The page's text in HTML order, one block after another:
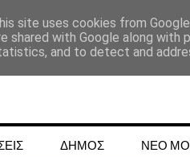
ΔΗΜΟΣ ΝΕΟ
site uses cookies from
shared with Google along
and to detect and